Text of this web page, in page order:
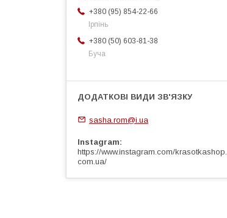
+380 (95) 854-22-66
Ірпінь
+380 (50) 603-81-38
Буча
sasha.rom@i.ua
Instagram
https://www.instagram.com/krasotkashop.
com.ua/